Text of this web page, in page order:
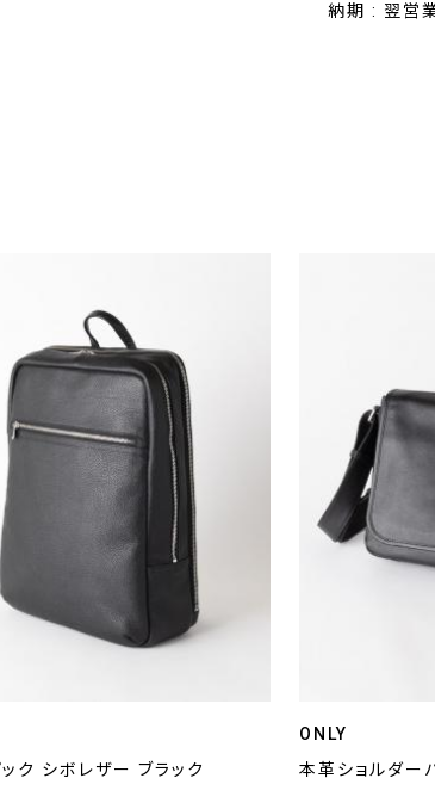
納期 : 翌営
ク シボレザー ブラック
ONLY
本革ショルダー